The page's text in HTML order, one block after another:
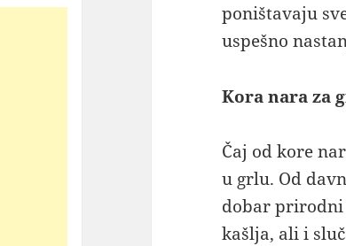
poništavaju
uspešno
Kora nara za
Čaj od kore
u grlu. Od
dobar prirodni
kašlja, ali i